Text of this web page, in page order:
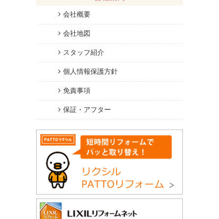
会社概要
会社地図
スタッフ紹介
個人情報保護方針
免責事項
保証・アフター